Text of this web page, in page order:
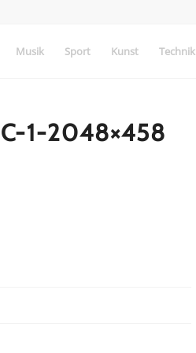
Musik Sport Kunst Technik
1-2048×458